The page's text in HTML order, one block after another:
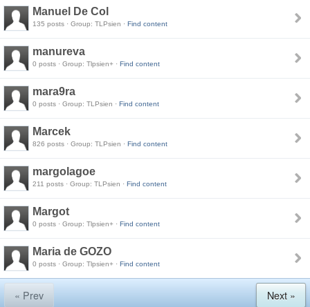
Manuel De Col
135 posts · Group: TLPsien · Find content
manureva
0 posts · Group: Tlpsien+ · Find content
mara9ra
0 posts · Group: TLPsien · Find content
Marcek
826 posts · Group: TLPsien · Find content
margolagoe
211 posts · Group: TLPsien · Find content
Margot
0 posts · Group: Tlpsien+ · Find content
Maria de GOZO
0 posts · Group: Tlpsien+ · Find content
« Prev Next »